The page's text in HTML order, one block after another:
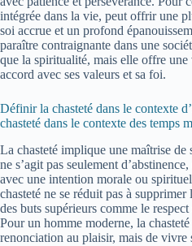
intégrée dans la vie, peut offrir une
soi accrue et un profond
paraître contraignante dans une
que la spiritualité, mais elle offre
accord avec ses valeurs et sa foi.
Définir la chasteté dans le contexte
chasteté dans le contexte des temps
La chasteté implique une maîtrise de
ne s’agit pas seulement
avec une intention morale ou
chasteté ne se réduit pas à
des buts supérieurs comme le
Pour un homme moderne, la
renonciation au plaisir, mais de vivre